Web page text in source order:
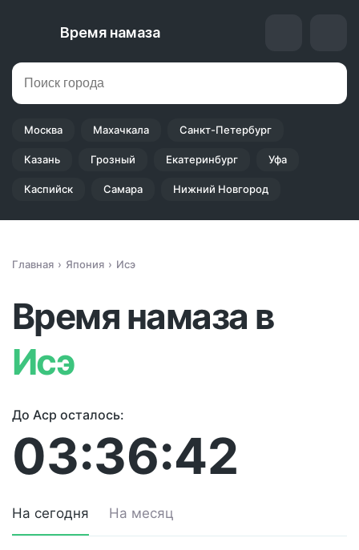
Время намаза
Москва Махачкала Санкт-Петербург
Казань Грозный Екатеринбург Уфа
Каспийск Самара Нижний Новгород
Главная Япония Исэ
Время намаза в
Исэ
До Аср осталось:
03:36:42
На сегодня На месяц